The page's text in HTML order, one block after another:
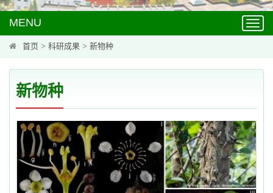
MENU
首页 > 科研成果 > 新物种
新物种